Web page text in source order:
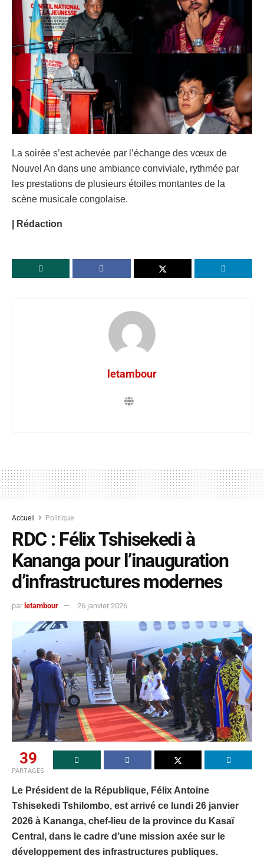
La soirée s’est achevée par l’échange des vœux de
Nouvel An dans une ambiance conviviale, rythmée par
les prestations de plusieurs étoiles montantes de la
scène musicale congolaise.
| Rédaction
letambour
Accueil Politique
RDC : Félix Tshisekedi à
Kananga pour l’inauguration
d’infrastructures modernes
par letambour 26 janvier 2026
39
PARTAGES
Le Président de la République, Félix Antoine
Tshisekedi Tshilombo, est arrivé ce lundi 26 janvier
2026 à Kananga, chef-lieu de la province du Kasaï
Central, dans le cadre d’une mission axée sur le
développement des infrastructures publiques.